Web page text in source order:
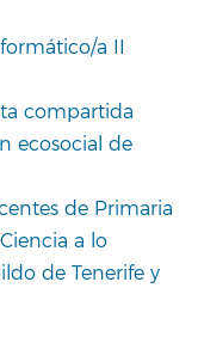
a II
compartida
ecosocial de
de Primaria
a lo
de Tenerife y